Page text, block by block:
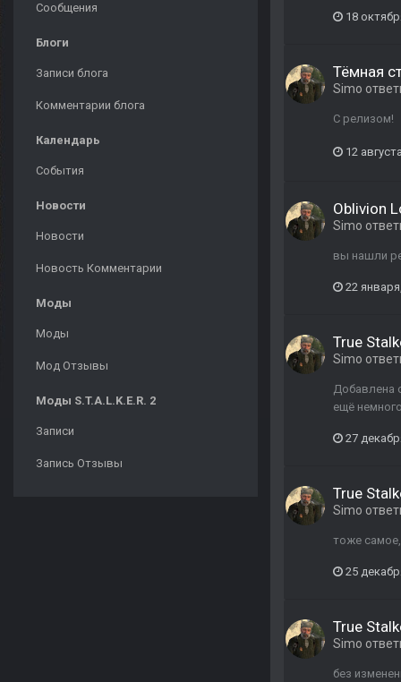
Сообщения
Блоги
Записи блога
Комментарии блога
Календарь
События
Новости
Новости
Новость Комментарии
Моды
Моды
Мод Отзывы
Моды S.T.A.L.K.E.R. 2
Записи
Запись Отзывы
18
Тёмная
Simo
С релизом!
12
Oblivion
Simo
вы нашли
22
True
Simo
Добавлена
ещё
27
True
Simo
тоже
25
True
Simo
без